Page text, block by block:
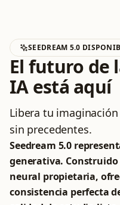
SEEDREAM 5.0
El futuro de
IA está aquí
Libera tu
sin precedentes.
Seedream 5.0
generativa.
neural propietaria,
consistencia perfecta